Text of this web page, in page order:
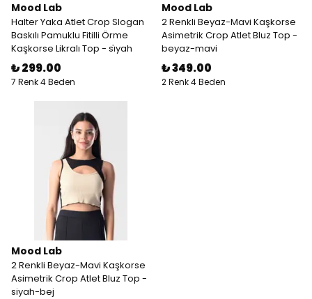
Mood Lab
Halter Yaka Atlet Crop Slogan
Baskılı Pamuklu Fitilli Örme
Kaşkorse Likralı Top - si̇yah
₺ 299.00
7 Renk 4 Beden
Mood Lab
2 Renkli Beyaz-Mavi Kaşkorse
Asimetrik Crop Atlet Bluz Top -
beyaz-mavi
₺ 349.00
2 Renk 4 Beden
Mood Lab
2 Renkli Beyaz-Mavi Kaşkorse
Asimetrik Crop Atlet Bluz Top -
siyah-bej